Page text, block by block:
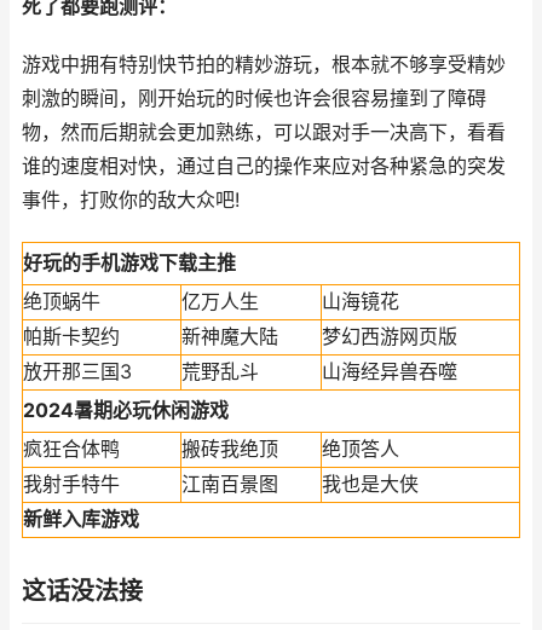
死了都要跑测评：
游戏中拥有特别快节拍的精妙游玩，根本就不够享受精妙
刺激的瞬间，刚开始玩的时候也许会很容易撞到了障碍
物，然而后期就会更加熟练，可以跟对手一决高下，看看
谁的速度相对快，通过自己的操作来应对各种紧急的突发
事件，打败你的敌大众吧!
好玩的手机游戏下载主推
绝顶蜗牛
亿万人生
山海镜花
帕斯卡契约
新神魔大陆
梦幻西游网页版
放开那三国3
荒野乱斗
山海经异兽吞噬
2024暑期必玩休闲游戏
疯狂合体鸭
搬砖我绝顶
绝顶答人
我射手特牛
江南百景图
我也是大侠
新鲜入库游戏
这话没法接